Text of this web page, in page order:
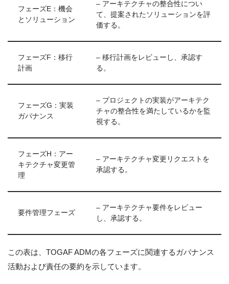
フェーズE：機会
とソリューション
– アーキテクチャの整合性につい
て、提案されたソリューションを評
価する。
フェーズF：移行
計画
– 移行計画をレビューし、承認す
る。
フェーズG：実装
ガバナンス
– プロジェクトの実装がアーキテク
チャの整合性を満たしているかを監
視する。
フェーズH：アー
キテクチャ変更管
理
– アーキテクチャ変更リクエストを
承認する。
要件管理フェーズ
– アーキテクチャ要件をレビュー
し、承認する。
この表は、TOGAF ADMの各フェーズに関連するガバナンス
活動および責任の要約を示しています。